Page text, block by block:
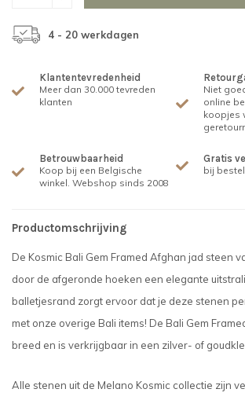
4 - 20 werkdagen
Klantentevredenheid
Meer dan 30.000 tevreden
klanten
Niet
online
koopjes
Betrouwbaarheid
Koop bij een Belgische
winkel. Webshop sinds 2008
Gratis
bij
Productomschrijving
De Kosmic Bali Gem Framed Afghan jad steen
door de afgeronde hoeken een elegante
balletjesrand zorgt ervoor dat je deze stenen
met onze overige Bali items! De Bali Gem
breed en is verkrijgbaar in een zilver- of
Alle stenen uit de Melano Kosmic collectie zijn